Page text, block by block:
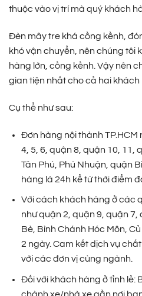
thuộc vào vị trí mà quý khách
Đèn mây tre khá cồng kềnh,
khó vận chuyển, nên chúng tôi
hàng lớn, cồng kềnh. Vậy nên
gian tiện nhất cho cả hai khách
Cụ thể như sau:
Đơn hàng nội thành TP.HCM
4, 5, 6, quận 8, quận 10, 11,
Tân Phú, Phú Nhuận, quận
hàng là 24h kể từ thời điểm
Với cách khách hàng ở các
như quận 2, quận 9, quận
Bè, Bình Chánh Hóc Môn,
2 ngày. Cam kết dịch vụ
với các đơn vị cùng ngành.
Đối với khách hàng ở tỉnh lẻ: